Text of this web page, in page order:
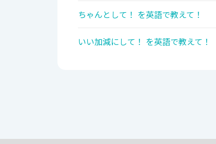
ちゃんとして！ を英語で教えて！
いい加減にして！ を英語で教えて！